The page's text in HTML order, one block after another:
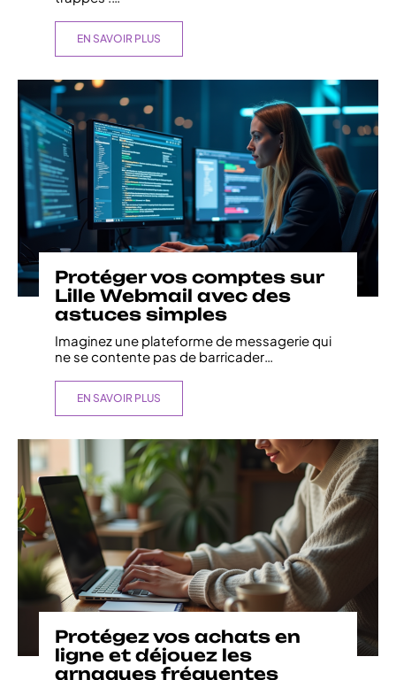
EN SAVOIR PLUS
Protéger vos comptes sur
Lille Webmail avec des
astuces simples
Imaginez une plateforme de messagerie qui
ne se contente pas de barricader…
EN SAVOIR PLUS
Protégez vos achats en
ligne et déjouez les
arnaques fréquentes